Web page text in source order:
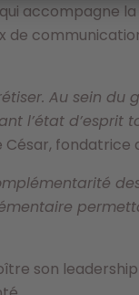
accompagne
Au sein du
l’état d’esprit
fondatrice
son